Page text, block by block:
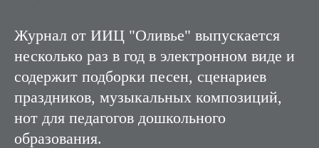
Журнал от ИИЦ "Оливье" выпускается
несколько раз в год в электронном виде и
содержит подборки песен, сценариев
праздников, музыкальных композиций,
нот для педагогов дошкольного
образования.